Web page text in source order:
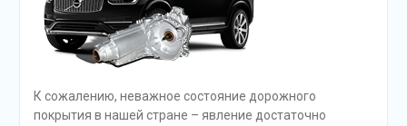
К сожалению, неважное состояние дорожного
покрытия в нашей стране – явление достаточно